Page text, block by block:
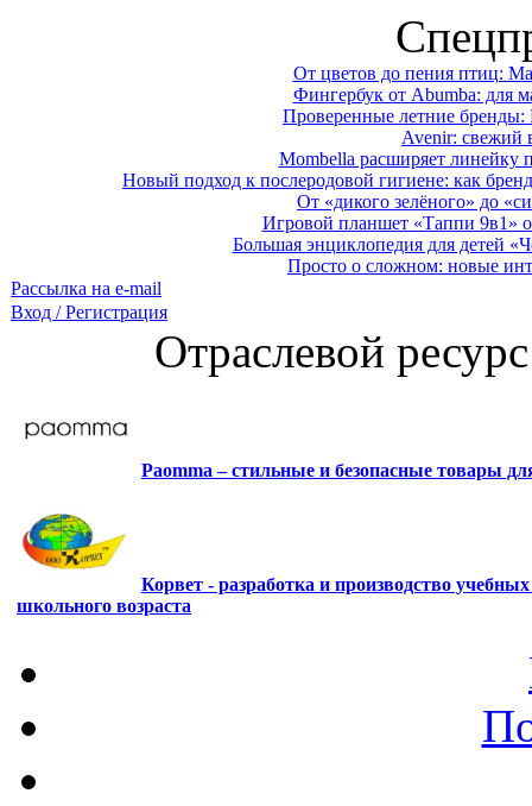
От цветов до пения птиц:
Фингербук от Abumba: для
Проверенные летние
Avenir: свежий
Mombella расширяет линейку
Новый подход к послеродовой гигиене: как
От «дикого зелёного» до
Игровой планшет «Таппи 9в1»
Большая энциклопедия для детей
Просто о сложном: новые
Рассылка на e-mail
Вход / Регистрация
Отраслевой
Paomma – стильные и безопасные товары
Корвет - разработка и производство
школьного возраста